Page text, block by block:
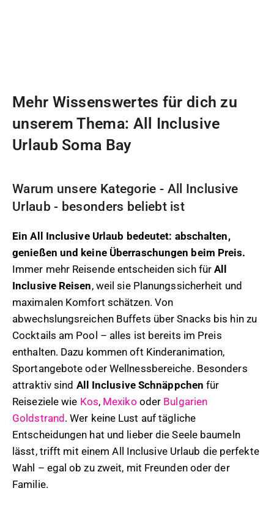
Mehr Wissenswertes für dich zu
unserem Thema: All Inclusive
Urlaub Soma Bay
Warum unsere Kategorie - All Inclusive
Urlaub - besonders beliebt ist
Ein All Inclusive Urlaub bedeutet: abschalten,
genießen und keine Überraschungen beim Preis.
Immer mehr Reisende entscheiden sich fürAll
Inclusive Reisen, weil sie Planungssicherheit und
maximalen Komfort schätzen. Von
abwechslungsreichen Buffets über Snacks bis hin zu
Cocktails am Pool – alles ist bereits im Preis
enthalten. Dazu kommen oft Kinderanimation,
Sportangebote oder Wellnessbereiche. Besonders
attraktiv sind All Inclusive Schnäppchen für
Reiseziele wie Kos, Mexiko oder Bulgarien
Goldstrand. Wer keine Lust auf tägliche
Entscheidungen hat und lieber die Seele baumeln
lässt, trifft mit einem All Inclusive Urlaub die perfekte
Wahl – egal ob zu zweit, mit Freunden oder der
Familie.